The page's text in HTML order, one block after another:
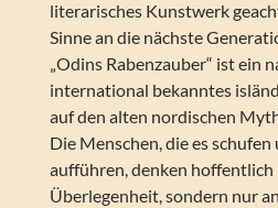
literarisches Kunstwerk
Sinne an die nächste
„Odins Rabenzauber“ ist ein
international bekanntes
auf den alten nordischen
Die Menschen, die es
aufführen, denken hoffentlich
Überlegenheit, sondern nur